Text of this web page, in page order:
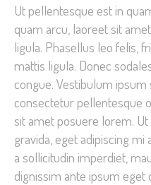
Ut pellentesque est in
quam arcu, laoreet sit
ligula. Phasellus leo felis,
mattis ligula. Donec
congue. Vestibulum
consectetur pellentesque
sit amet posuere lorem.
gravida, eget adipiscing
a sollicitudin imperdiet,
dignissim ante ipsum eget